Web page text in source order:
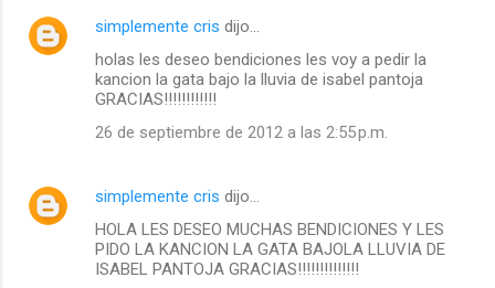
simplemente cris dijo…
holas les deseo bendiciones les voy a pedir la
kancion la gata bajo la lluvia de isabel pantoja
GRACIAS!!!!!!!!!!!!
26 de septiembre de 2012 a las 2:55 p.m.
simplemente cris dijo…
HOLA LES DESEO MUCHAS BENDICIONES Y LES
PIDO LA KANCION LA GATA BAJOLA LLUVIA DE
ISABEL PANTOJA GRACIAS!!!!!!!!!!!!!!